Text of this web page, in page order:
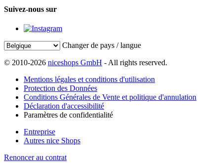
Suivez-nous sur
Changer de pays / langue
© 2010-2026 niceshops GmbH - All rights reserved.
Mentions légales et conditions d'utilisation
Protection des Données
Conditions Générales de Vente et politique d'annulation
Déclaration d'accessibilité
Paramètres de confidentialité
Entreprise
Autres nice Shops
Renoncer au contrat